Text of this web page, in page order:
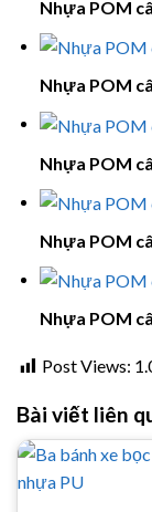
Nhựa POM
Nhựa POM
Nhựa POM
Nhựa POM
Nhựa POM
Post Views:
Bài viết liên